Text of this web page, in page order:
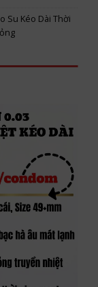
Su Kéo Dài Thời